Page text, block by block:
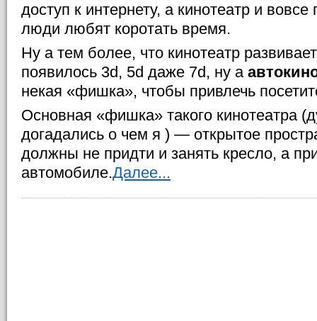
доступ к интернету, а кинотеатр и
люди любят коротать время.
Ну а тем более, что кинотеатр
появилось 3d, 5d даже 7d, ну а
некая «фишка», чтобы привлечь
Основная «фишка» такого кинотеатра
догадались о чем я ) — открытое
должны не придти и занять кресло, а
автомобиле.Далее...